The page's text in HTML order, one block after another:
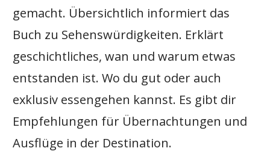
gemacht. Übersichtlich informiert das
Buch zu Sehenswürdigkeiten. Erklärt
geschichtliches, wan und warum etwas
entstanden ist. Wo du gut oder auch
exklusiv essengehen kannst. Es gibt dir
Empfehlungen für Übernachtungen und
Ausflüge in der Destination.